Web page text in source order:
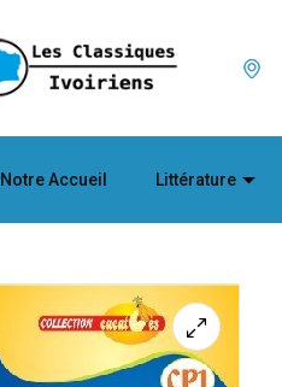
Notre Accueil Littérature